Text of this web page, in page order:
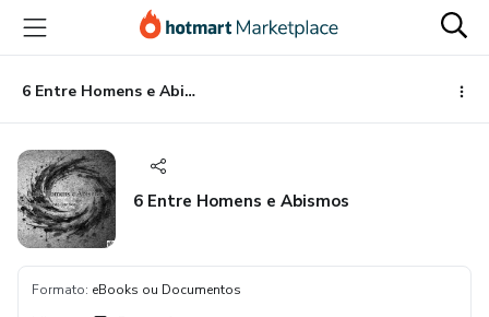
para
conteúdo
principal
para
pagamento
para
rodapé
6 Entre Homens e Abismos
6 Entre Homens e Abismos
Formato: eBooks ou Documentos